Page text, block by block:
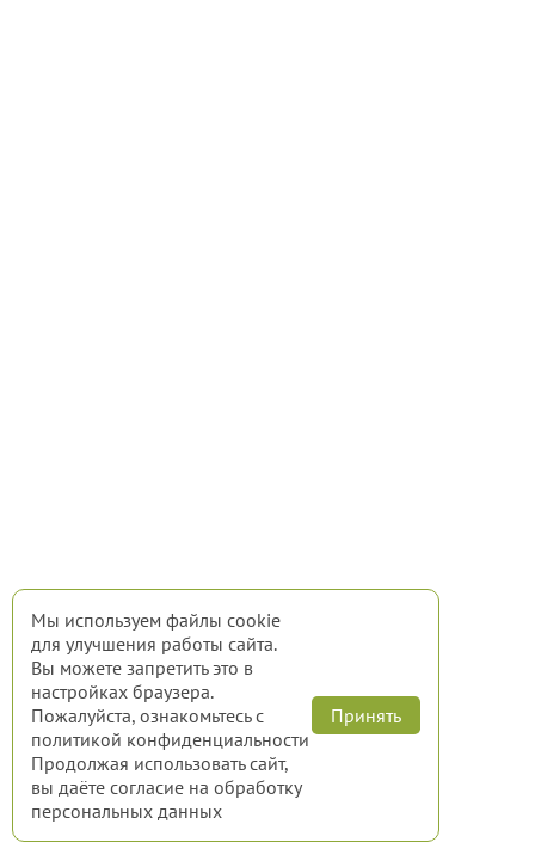
Мы используем файлы cookie
для улучшения работы сайта.
Вы можете запретить это в
настройках браузера.
Пожалуйста, ознакомьтесь с
политикой конфиденциальности
Продолжая использовать сайт,
вы даёте согласие на обработку
персональных данных
Принять